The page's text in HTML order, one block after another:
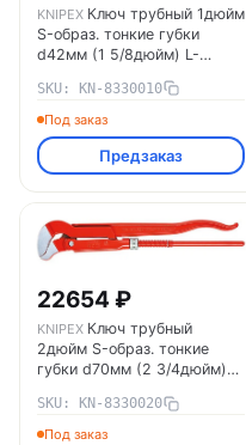
KNIPEX Ключ трубный 1дюйм
S-образ. тонкие губки
d42мм (1 5/8дюйм) L-
8330010
SKU: KN-8330010
Под заказ
Предзаказ
22654 ₽
KNIPEX Ключ трубный
2дюйм S-образ. тонкие
губки d70мм (2 3/4дюйм)
8330020
SKU: KN-8330020
Под заказ